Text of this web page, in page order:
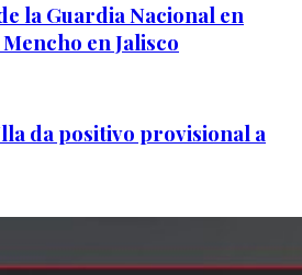
la Guardia Nacional en
en Jalisco
da positivo provisional a